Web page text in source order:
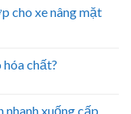
cho xe nâng mặt
chất?
xuống cấp